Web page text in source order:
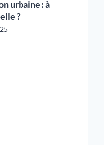
urbaine : à
?